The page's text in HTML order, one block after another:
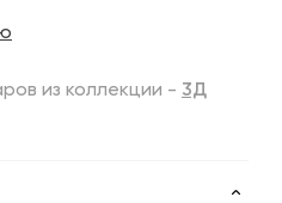
из коллекции - 3Д